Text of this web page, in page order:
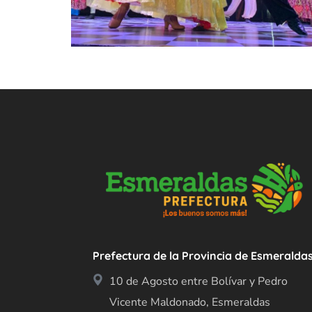
Prefectura de la Provincia de
10 de Agosto entre Bolívar y Pedro
Vicente Maldonado, Esmeraldas